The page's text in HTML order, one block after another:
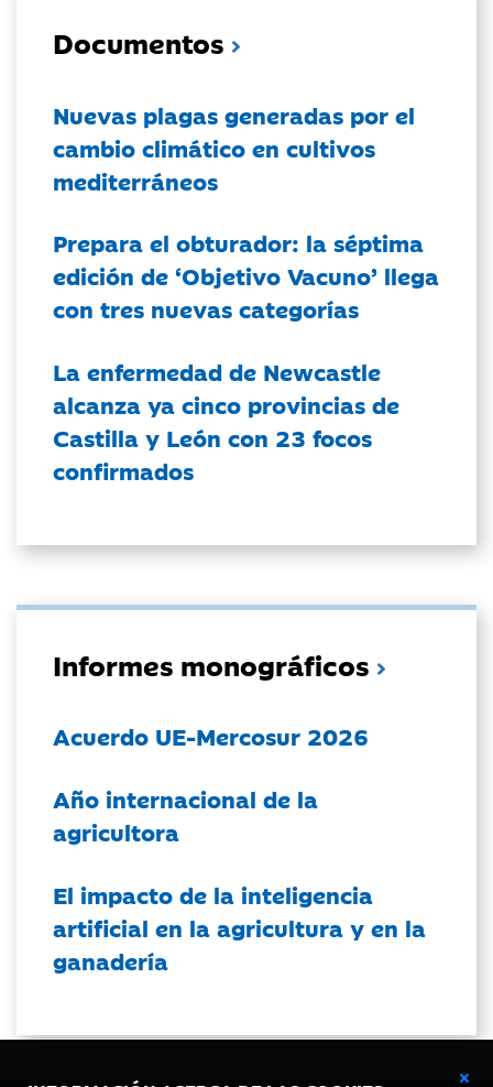
Documentos
Nuevas plagas generadas por el
cambio climático en cultivos
mediterráneos
Prepara el obturador: la séptima
edición de ‘Objetivo Vacuno’ llega
con tres nuevas categorías
La enfermedad de Newcastle
alcanza ya cinco provincias de
Castilla y León con 23 focos
confirmados
Informes monográficos
Acuerdo UE-Mercosur 2026
Año internacional de la
agricultora
El impacto de la inteligencia
artificial en la agricultura y en la
ganadería